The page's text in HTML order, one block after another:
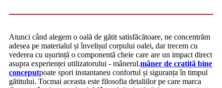
Atunci când alegem o oală de gătit satisfăcătoare, ne concentrăm
adesea pe materialul și învelișul corpului oalei, dar trecem cu
vederea cu ușurință o componentă cheie care are un impact direct
asupra experienței utilizatorului - mânerul.mâner de cratiță bine
conceputpoate spori instantaneu confortul și siguranța în timpul
gătitului. Tocmai aceasta este filosofia detaliilor pe care marca